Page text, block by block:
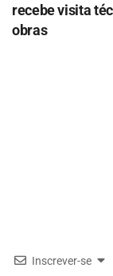
recebe visita
obras
Inscrever-se